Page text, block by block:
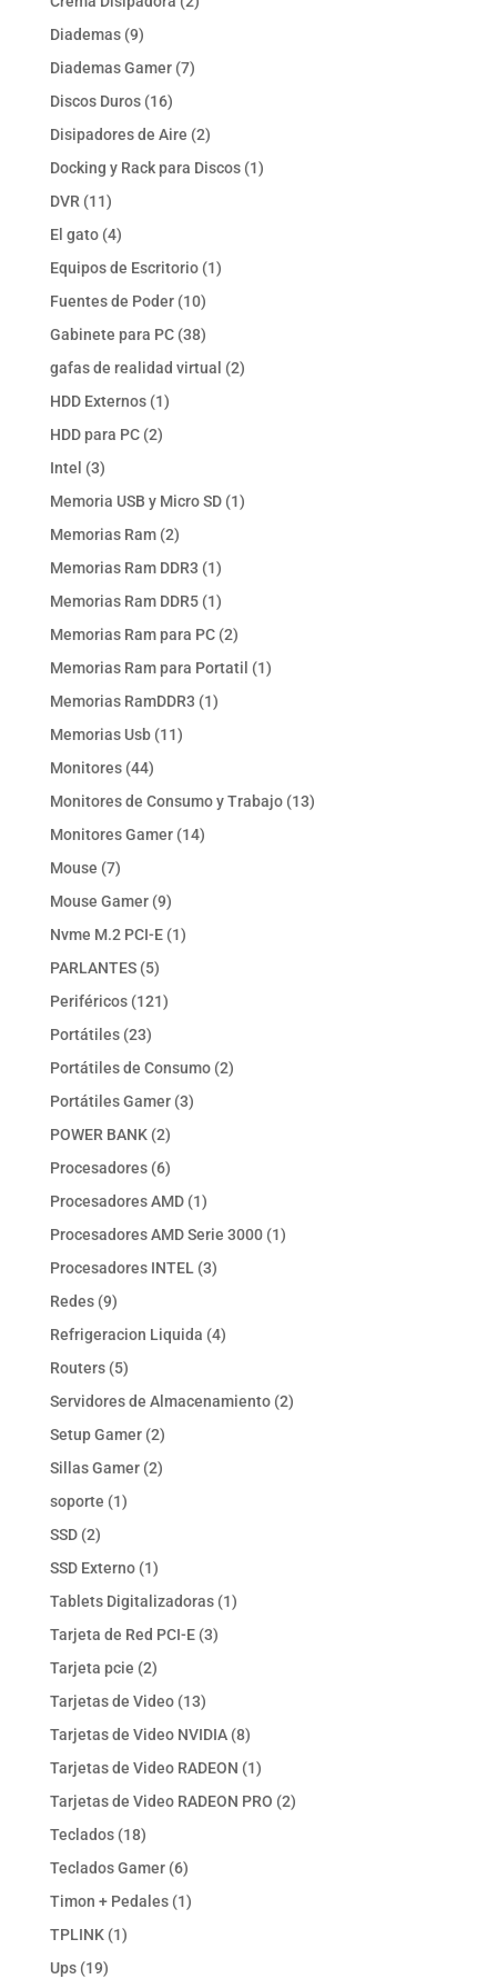
Diademas 99
productos
Diademas Gamer 77
Discos Duros 1616
productos
Disipadores de Aire 22
productos
Docking y Rack para Discos 11
DVR 1111
productos
El gato 44
productos
Equipos de Escritorio 11
Fuentes de Poder 1010
productos
Gabinete para PC 3838
productos
gafas de realidad virtual 22
HDD Externos 11
HDD para PC 22
Intel 33
productos
Memoria USB y Micro SD 11
Memorias Ram 22
productos
Memorias Ram DDR3 11
producto
Memorias Ram DDR5 11
producto
Memorias Ram para PC 22
productos
Memorias Ram para Portatil 11
Memorias RamDDR3 11
Memorias Usb 1111
Monitores 4444
productos
Monitores de Consumo y Trabajo 1313
Monitores Gamer 1414
Mouse 77
productos
Mouse Gamer 99
productos
Nvme M.2 PCI-E 11
PARLANTES 55
productos
Periféricos 121121
Portátiles 2323
productos
Portátiles de Consumo 22
Portátiles Gamer 33
POWER BANK 22
productos
Procesadores 66
productos
Procesadores AMD 11
producto
Procesadores AMD Serie 3000 11
Procesadores INTEL 33
Redes 99
productos
Refrigeracion Liquida 44
Routers 55
productos
Servidores de Almacenamiento 22
Setup Gamer 22
productos
Sillas Gamer 22
soporte 11
SSD 22
productos
SSD Externo 11
producto
Tablets Digitalizadoras 11
Tarjeta de Red PCI-E 33
Tarjeta pcie 22
productos
Tarjetas de Video 1313
productos
Tarjetas de Video NVIDIA 88
productos
Tarjetas de Video RADEON 11
producto
Tarjetas de Video RADEON PRO 22
Teclados 1818
productos
Teclados Gamer 66
productos
Timon + Pedales 11
TPLINK 11
Ups 1919